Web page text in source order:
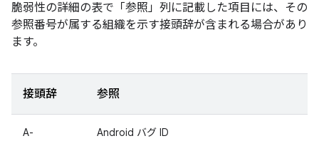
脆弱性の詳細の表で「参照」 列に記載した項目には、その
参照番号が属する組織を示す接頭辞が含まれる場合があり
ます。
接頭辞 参照
A- Android バグ ID